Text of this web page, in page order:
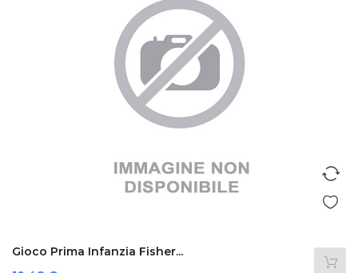
Gioco Prima Infanzia Fisher...